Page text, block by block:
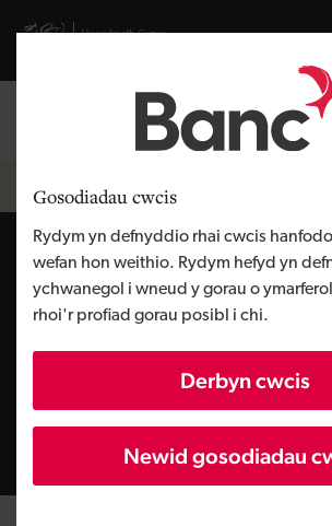
Gosodiadau cwcis
Rydym yn defnyddio rhai cwcis
wefan hon weithio. Rydym hefyd yn
ychwanegol i wneud y gorau o
rhoi'r profiad gorau posibl i chi.
Derbyn cwcis
Newid gosodiadau
Visit gov.wales website
Breadcrumb
Hyb dysgu
Cynaliadwyedd
Mae gan bawb eu rhan i’w chwarae wrth i ni i
sut y gallant fynd yn wyrdd.
Yma, edrychwn ar sut y gall ymgorffori
busnes gryfhau enw da’r brand, lleihau
arloesedd.